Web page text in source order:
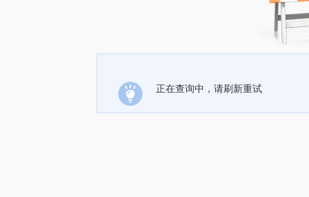
正在查询中，请刷新重试